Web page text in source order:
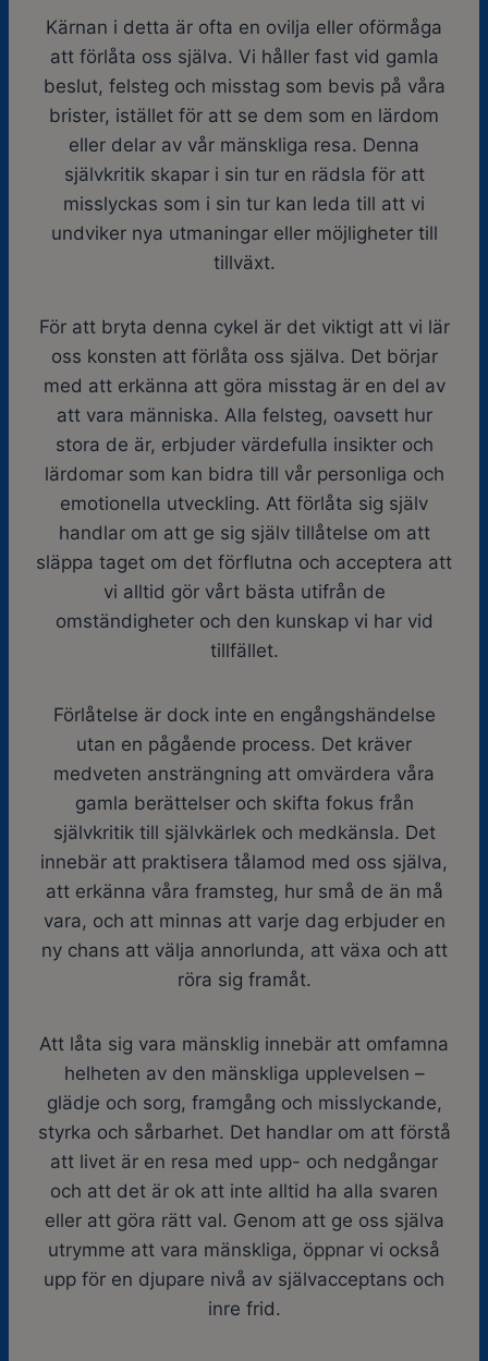
Kärnan i detta är ofta en ovilja eller oförmåga
att förlåta oss själva. Vi håller fast vid gamla
beslut, felsteg och misstag som bevis på våra
brister, istället för att se dem som en lärdom
eller delar av vår mänskliga resa. Denna
självkritik skapar i sin tur en rädsla för att
misslyckas som i sin tur kan leda till att vi
undviker nya utmaningar eller möjligheter till
tillväxt.
För att bryta denna cykel är det viktigt att vi lär
oss konsten att förlåta oss själva. Det börjar
med att erkänna att göra misstag är en del av
att vara människa. Alla felsteg, oavsett hur
stora de är, erbjuder värdefulla insikter och
lärdomar som kan bidra till vår personliga och
emotionella utveckling. Att förlåta sig själv
handlar om att ge sig själv tillåtelse om att
släppa taget om det förflutna och acceptera att
vi alltid gör vårt bästa utifrån de
omständigheter och den kunskap vi har vid
tillfället.
Förlåtelse är dock inte en engångshändelse
utan en pågående process. Det kräver
medveten ansträngning att omvärdera våra
gamla berättelser och skifta fokus från
självkritik till självkärlek och medkänsla. Det
innebär att praktisera tålamod med oss själva,
att erkänna våra framsteg, hur små de än må
vara, och att minnas att varje dag erbjuder en
ny chans att välja annorlunda, att växa och att
röra sig framåt.
Att låta sig vara mänsklig innebär att omfamna
helheten av den mänskliga upplevelsen –
glädje och sorg, framgång och misslyckande,
styrka och sårbarhet. Det handlar om att förstå
att livet är en resa med upp- och nedgångar
och att det är ok att inte alltid ha alla svaren
eller att göra rätt val. Genom att ge oss själva
utrymme att vara mänskliga, öppnar vi också
upp för en djupare nivå av självacceptans och
inre frid.